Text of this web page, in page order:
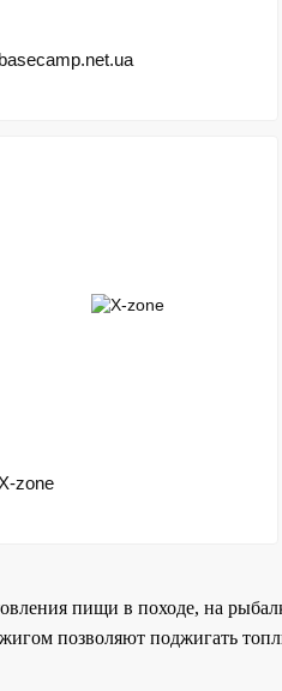
пищи в походе, на
позволяют поджигать
basecamp.net.ua
X-zone